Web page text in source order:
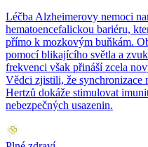
Léčba Alzheimerovy nemoci
hematoencefalickou bariéru,
přímo k mozkovým buňkám.
pomocí blikajícího světla a
frekvenci však přináší zcela
Vědci zjistili, že
Hertzů dokáže stimulovat
nebezpečných usazenin.